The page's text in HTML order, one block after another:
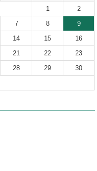
1
2
7 8
9
14 15
16
21 22
23
28 29
30